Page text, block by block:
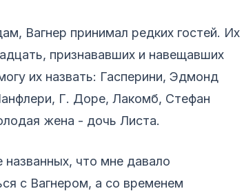
Вагнер принимал редких гостей. Их
признававших и навещавших
их назвать: Гасперини, Эдмонд
Г. Доре, Лакомб, Стефан
жена - дочь Листа.
названных, что мне давало
с Вагнером, а со временем